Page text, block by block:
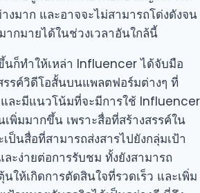
งมาก และอาจจะไม่สามารถโด่งดังจน
ากมายได้ในช่วงเวลาอันใกล้นี้
นก็ทำให้เหล่า Influencer ได้จับมือ
รรค์วิดีโอสั้นบนแพลตฟอร์มต่างๆ ที่
ละมีแนวโน้มที่จะมีการใช้ Influencer
พิ่มมากขึ้น เพราะสื่อที่สร้างสรรค์ใน
ป็นสื่อที่สามารถส่งสารไปยังกลุ่มเป้า
ละง่ายต่อการรับชม ทั้งยังสามารถ
ให้เกิดการตัดสินใจที่รวดเร็ว และเพิ่ม